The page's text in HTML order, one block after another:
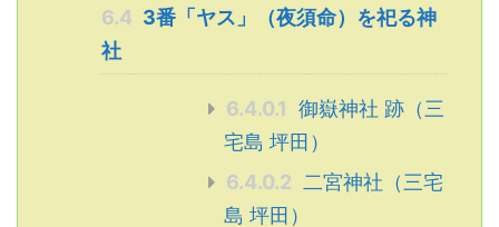
6.4 3番「ヤス」（夜須命）を祀る神
社
6.4.0.1 御嶽神社 跡（三
宅島 坪田）
6.4.0.2
二宮神社（三宅
島 坪田）